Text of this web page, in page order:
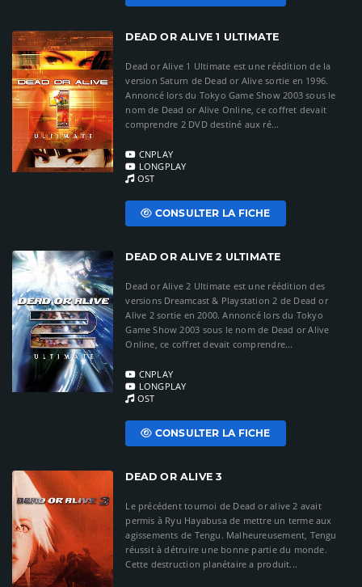
DEAD OR ALIVE 1 ULTIMATE
Dead or Alive 1 Ultimate est une réédition de la
version Saturn de Dead or Alive sortie en 1996.
Annoncé lors du Tokyo Game Show 2003 sous le
nom de Dead or Alive Online, ce coffret devait
comprendre 2 DVD destiné aux ré...
CNPLAY
LONGPLAY
OST
CONSULTER LA FICHE
DEAD OR ALIVE 2 ULTIMATE
Dead or Alive 2 Ultimate est une réédition des
versions Dreamcast & Playstation 2 de Dead or
Alive 2 sortie en 2000. Annoncé lors du Tokyo
Game Show 2003 sous le nom de Dead or Alive
Online, ce coffret devait comprendre...
CNPLAY
LONGPLAY
OST
CONSULTER LA FICHE
DEAD OR ALIVE 3
Le précédent tournoi de Dead or alive 2 avait
permis à Ryu Hayabusa de mettre un terme aux
agissements de Tengu. Malheureusement, Tengu
réussit à détruire une bonne partie du monde.
Cette destruction planétaire a produit...